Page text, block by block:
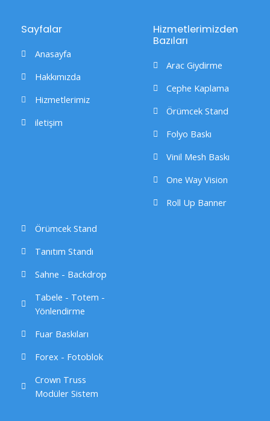
b
o
o
k
c
a
g
r
a
m
I
c
Sayfalar
Anasayfa
Hakkımızda
Hizmetlerimiz
iletişim
Hizmetlerimizden
Bazıları
Arac Giydirme
Cephe Kaplama
Örümcek Stand
Folyo Baskı
Vinil Mesh Baskı
One Way Vision
Roll Up Banner
Örümcek Stand
Tanıtım Standı
Sahne - Backdrop
Tabele - Totem -
Yönlendirme
Fuar Baskıları
Forex - Fotoblok
Crown Truss
Modüler Sistem